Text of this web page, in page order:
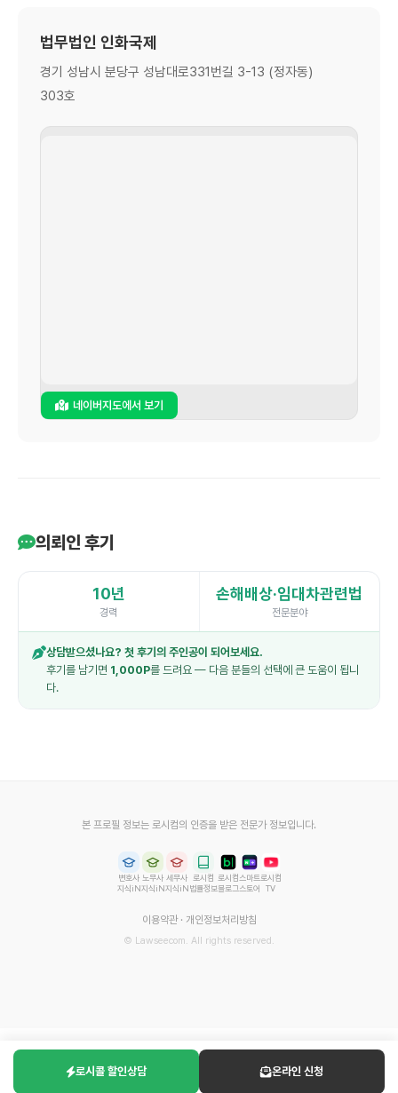
법무법인 인화국제
경기 성남시 분당구 성남대로331번길 3-13 (정자동)
303호
네이버지도에서 보기
의뢰인 후기
10년
경력
손해배상·임대차관련법
전문분야
상담받으셨나요? 첫 후기의 주인공이 되어보세요.
후기를 남기면 1,000P를 드려요 — 다음 분들의 선택에 큰 도움이 됩니
다.
로시콜 할인상담 온라인 신청
본 프로필 정보는 로시컴의 인증을 받은 전문가 정보입니다.
변호사
지식iN
노무사
지식iN
세무사
지식iN
로시컴
법률정보
로시컴
블로그
스마트
스토어
로시컴
TV
이용약관· 개인정보처리방침
© Lawseecom. All rights reserved.